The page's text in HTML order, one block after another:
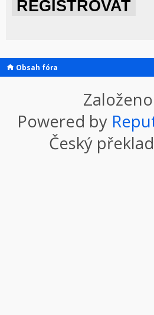
REGISTROVAT
Obsah fóra
Powered by
Český